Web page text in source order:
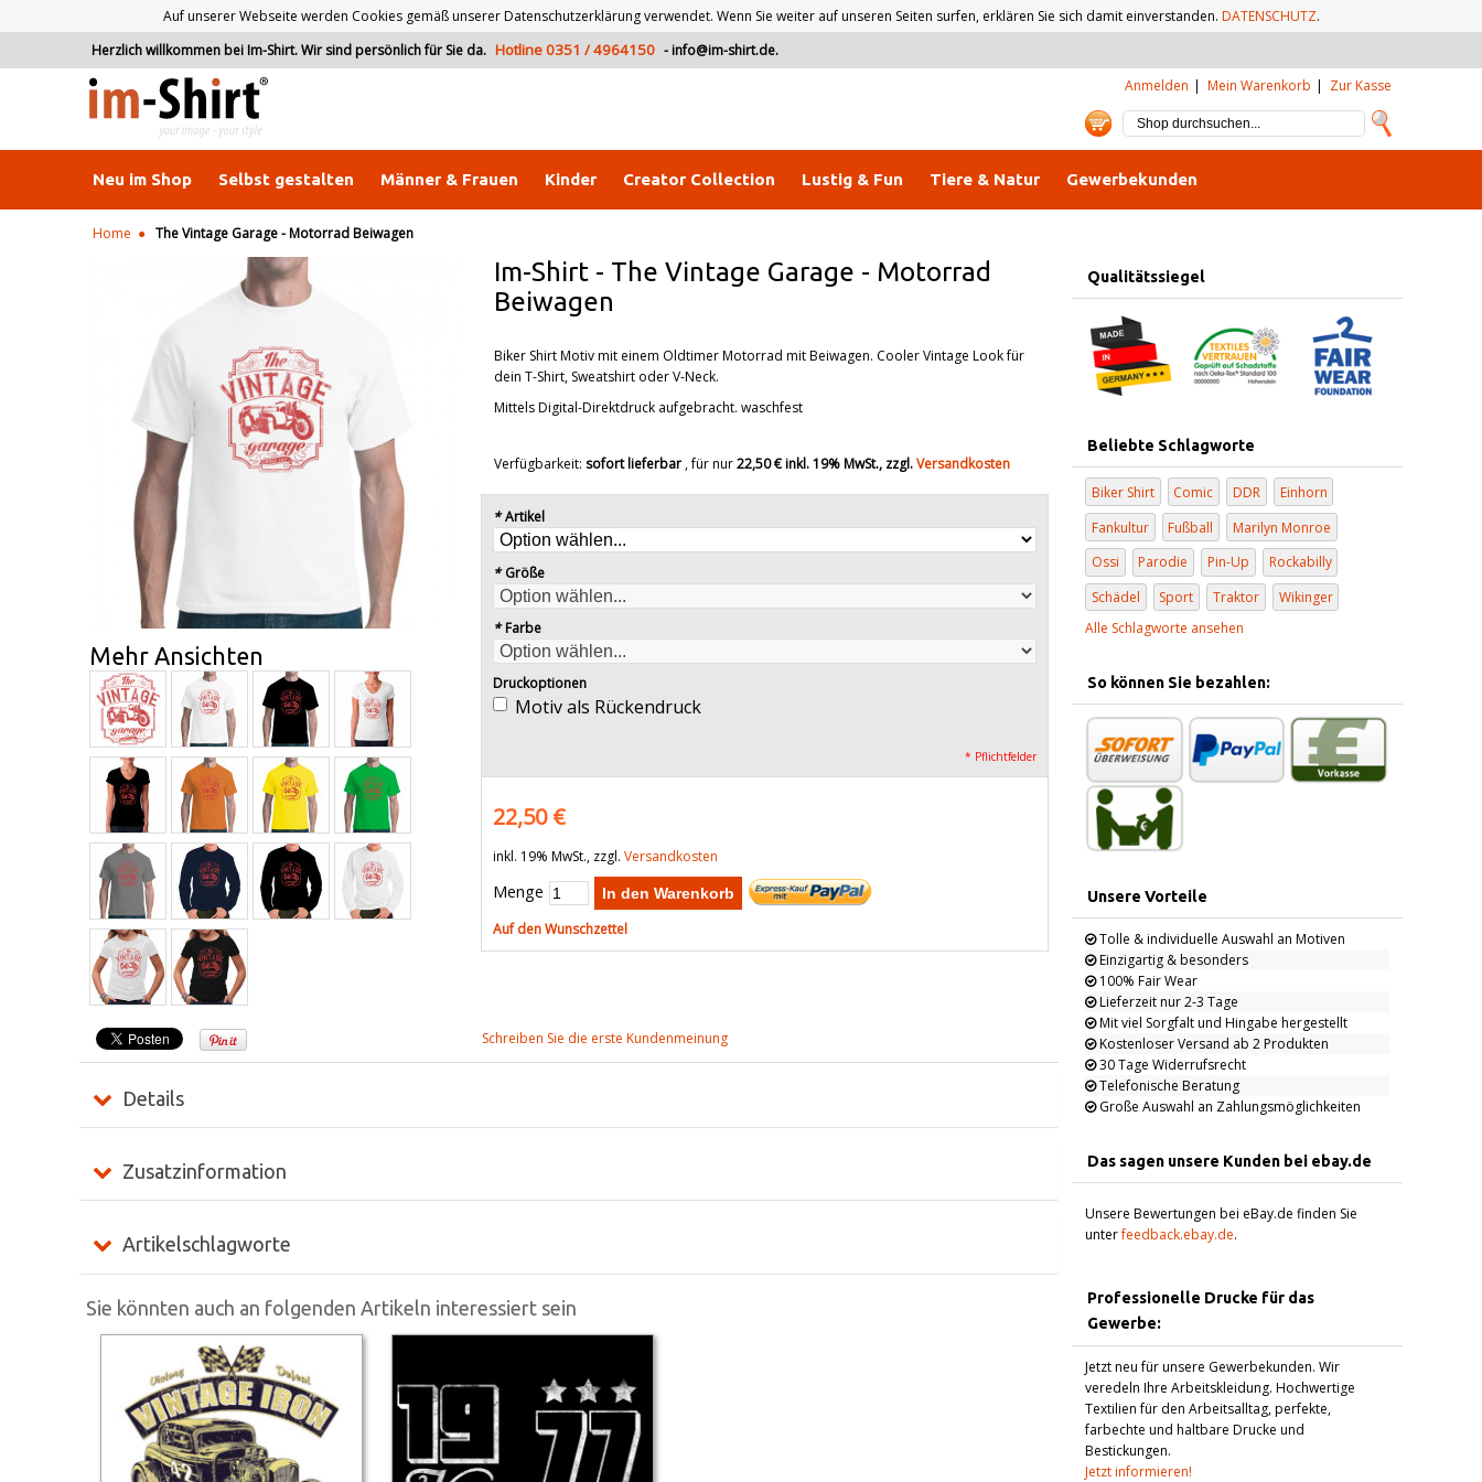
Auf unserer Webseite werden Cookies gemäß unserer Datenschutzerklärung verwendet. Wenn Sie weiter auf unseren Seiten surfen, erklären Sie sich damit einverstanden. DATENSCHUTZ.
Herzlich willkommen bei Im-Shirt. Wir sind persönlich für Sie da. Hotline 0351 / 4964150 - info@im-shirt.de.
Anmelden
Mein Warenkorb Zur Kasse
Neu im Shop Selbst gestalten Männer & Frauen Kinder Creator Collection Lustig & Fun Tiere & Natur Gewerbekunden
Home The Vintage Garage - Motorrad Beiwagen
Im-Shirt - The Vintage Garage - Motorrad
Beiwagen
Mehr Ansichten
Biker Shirt Motiv mit einem Oldtimer Motorrad mit Beiwagen. Cooler Vintage Look für
dein T-Shirt, Sweatshirt oder V-Neck.
Mittels Digital-Direktdruck aufgebracht. waschfest
Verfügbarkeit:sofort lieferbar , für nur22,50 €inkl. 19% MwSt., zzgl.Versandkosten
* Artikel
* Größe
* Farbe
Druckoptionen
Motiv als Rückendruck
* Pflichtfelder
22,50 €
inkl. 19% MwSt., zzgl.Versandkosten
Menge In den Warenkorb
Auf den Wunschzettel
Schreiben Sie die erste Kundenmeinung
Details
Zusatzinformation
Artikelschlagworte
Sie könnten auch an folgenden Artikeln interessiert sein
Qualitätssiegel
Beliebte Schlagworte
Biker Shirt Comic DDR
Einhorn
Fankultur
Fußball
Marilyn Monroe
Ossi
Parodie Pin-Up
Rockabilly
Schädel
Sport Traktor
Wikinger
Alle Schlagworte ansehen
So können Sie bezahlen:
Unsere Vorteile
Tolle & individuelle Auswahl an Motiven
Einzigartig & besonders
100% Fair Wear
Lieferzeit nur 2-3 Tage
Mit viel Sorgfalt und Hingabe hergestellt
Kostenloser Versand ab 2 Produkten
30 Tage Widerrufsrecht
Telefonische Beratung
Große Auswahl an Zahlungsmöglichkeiten
Das sagen unsere Kunden bei ebay.de
Unsere Bewertungen bei eBay.de finden Sie
unterfeedback.ebay.de.
Professionelle Drucke für das
Gewerbe:
Jetzt neu für unsere Gewerbekunden. Wir
veredeln Ihre Arbeitskleidung. Hochwertige
Textilien für den Arbeitsalltag, perfekte,
farbechte und haltbare Drucke und
Bestickungen.
Jetzt informieren!